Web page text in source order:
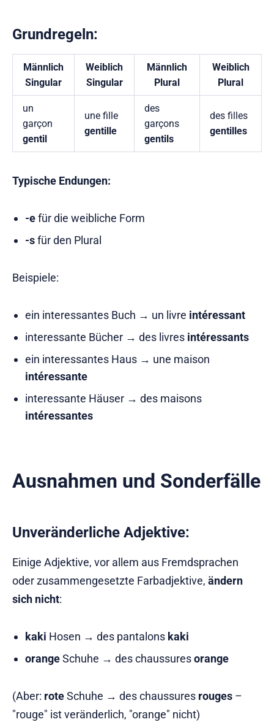
Grundregeln:
Männlich
Singular
Weiblich
Singular
Männlich
Plural
Weiblich
Plural
un
garçon
gentil
une fille
gentille
des
garçons
gentils
des filles
gentilles
Typische Endungen:
-efür die weibliche Form
-sfür den Plural
Beispiele:
ein interessantes Buch → un livre intéressant
interessante Bücher → des livres intéressants
ein interessantes Haus → une maison
intéressante
interessante Häuser → des maisons
intéressantes
Ausnahmen und Sonderfälle
Unveränderliche Adjektive:
Einige Adjektive, vor allem aus Fremdsprachen
oder zusammengesetzte Farbadjektive, ändern
sich nicht:
kaki Hosen → des pantalons kaki
orangeSchuhe → des chaussuresorange
(Aber: roteSchuhe → des chaussures rouges –
"rouge" ist veränderlich, "orange" nicht)